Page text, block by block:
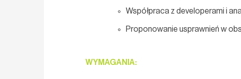
Współpraca z developerami i
Proponowanie usprawnień w
WYMAGANIA: